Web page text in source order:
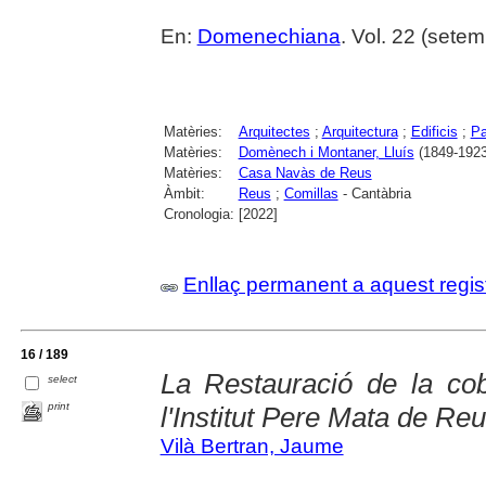
En: Domenechiana. Vol. 22
Matèries: Arquitectes ; Arquitectura; Edificis ;
Matèries:
Domènech i Montaner, Lluís (1849-
Matèries:
Casa Navàs de Reus
Àmbit:
Reus ; Comillas - Cantàbria
Cronologia: [2022]
Enllaç permanent a aquest
16 / 189
select
print
La Restauració de la
l'Institut Pere Mata de
Vilà Bertran, Jaume